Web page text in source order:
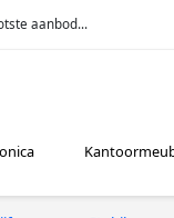
aanbod...